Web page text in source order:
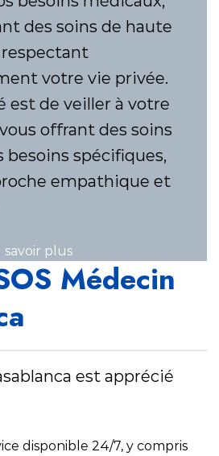
des soins de haute
votre vie privée.
est de veiller à votre
offrant des soins
besoins spécifiques,
empathique et
savoir plus
Médecin
est apprécié
disponible 24/7, y compris